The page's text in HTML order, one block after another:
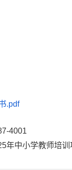
.pdf
4001
年中小学教师培